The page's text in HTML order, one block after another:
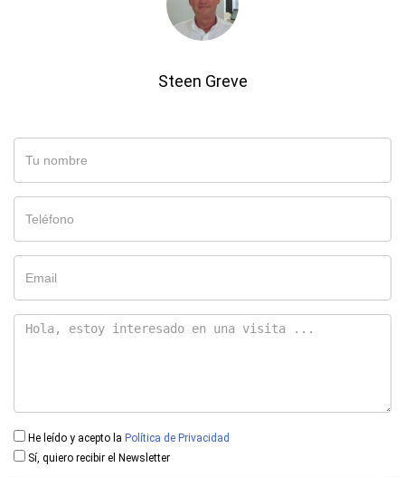
Steen Greve
He leído y acepto la Política de Privacidad
Sí, quiero recibir el Newsletter